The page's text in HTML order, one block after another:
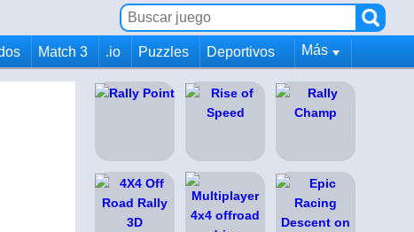
Match 3 .io Puzzles Deportivos Más